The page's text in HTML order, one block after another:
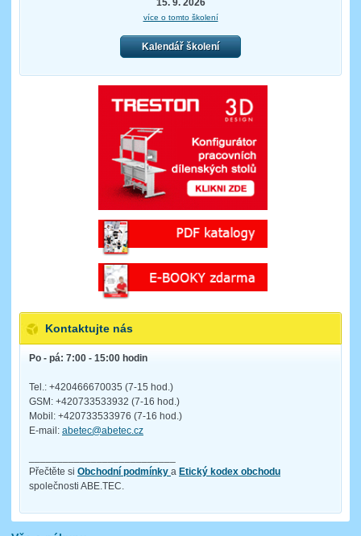
více o tomto školení
Kalendář školení
Kontaktujte nás
Po - pá: 7:00 - 15:00 hodin
Tel.: +420466670035 (7-15 hod.)
GSM: +420733533932 (7-16 hod.)
Mobil: +420733533976 (7-16 hod.)
E-mail: abetec@abetec.cz
Přečtěte si Obchodní podmínky a Etický kodex obchodu
společnosti ABE.TEC.